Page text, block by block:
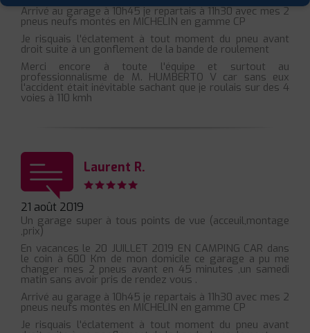
Arrivé au garage à 10h45 je repartais à 11h30 avec mes 2
pneus neufs montés en MICHELIN en gamme CP
Je risquais l'éclatement à tout moment du pneu avant
droit suite à un gonflement de la bande de roulement
Merci encore à toute l'équipe et surtout au
professionnalisme de M. HUMBERTO V car sans eux
l'accident était inévitable sachant que je roulais sur des 4
voies à 110 kmh
Laurent R.
21 août 2019
Un garage super à tous points de vue (acceuil,montage
,prix)
En vacances le 20 JUILLET 2019 EN CAMPING CAR dans
le coin à 600 Km de mon domicile ce garage a pu me
changer mes 2 pneus avant en 45 minutes ,un samedi
matin sans avoir pris de rendez vous .
Arrivé au garage à 10h45 je repartais à 11h30 avec mes 2
pneus neufs montés en MICHELIN en gamme CP
Je risquais l'éclatement à tout moment du pneu avant